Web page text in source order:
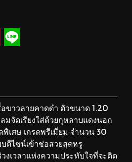
ขาวลายคาดดำ ตัวขนาด 1.20
มจัดเรียงใส่ด้วยกุหลาบแดงนอก
พิเศษ เกรดพรีเมี่ยม จำนวน 30
ดีไซน์เข้าช่อสวยสุดหรู
งเวลาแห่งความประทับใจที่จะติด